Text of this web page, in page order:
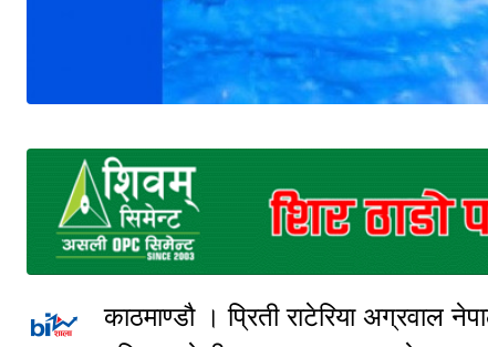
काठमाण्डौ । प्रिती राटेरिया अग्रवाल